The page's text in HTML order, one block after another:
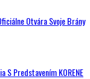
Otvára Svoje Brány
S Predstavením KORENE